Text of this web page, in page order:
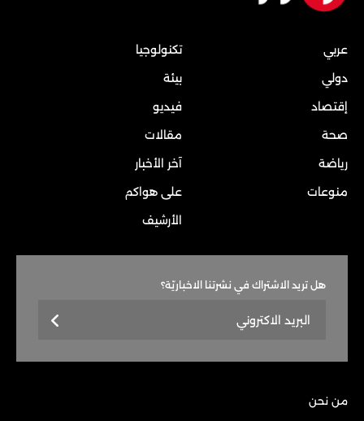
عربي
دولي
إقتصاد
صحة
رياضة
منوعات
تكنولوجيا
بيئة
فيديو
مقالات
آخر الأخبار
على هواكم
الأرشيف
هل تريد الاشتراك في نشرتنا الاخباريّة؟
من نحن